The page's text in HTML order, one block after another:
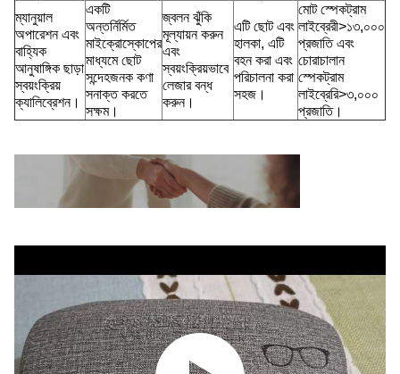
ম্যানুয়াল
অপারেশন এবং
বাহ্যিক
আনুষাঙ্গিক ছাড়া
স্বয়ংক্রিয়
ক্যালিব্রেশন।
একটি
অন্তর্নির্মিত
মাইক্রোস্কোপের
মাধ্যমে ছোট
সন্দেহজনক কণা
সনাক্ত করতে
সক্ষম।
জ্বলন ঝুঁকি
মূল্যায়ন করুন
এবং
স্বয়ংক্রিয়ভাবে
লেজার বন্ধ
করুন।
এটি ছোট এবং
হালকা, এটি
বহন করা এবং
পরিচালনা করা
সহজ।
মোট স্পেকট্রাম
লাইব্রেরী>১৩,০০০
প্রজাতি এবং
চোরাচালান
স্পেকট্রাম
লাইব্রেরি>৩,০০০
প্রজাতি।